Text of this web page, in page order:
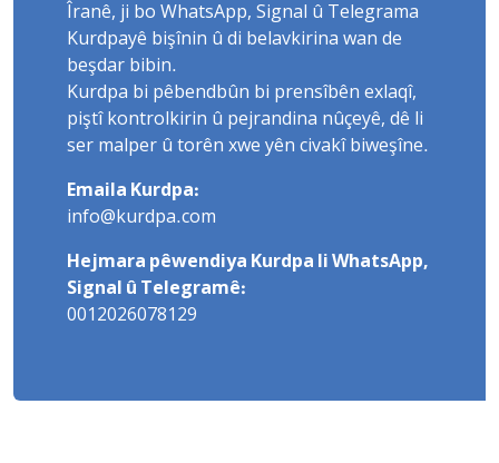
Îranê, ji bo WhatsApp, Signal û Telegrama
Kurdpayê bişînin û di belavkirina wan de
beşdar bibin.
Kurdpa bi pêbendbûn bi prensîbên exlaqî,
piştî kontrolkirin û pejrandina nûçeyê, dê li
ser malper û torên xwe yên civakî biweşîne.
Emaila Kurdpa:
info@kurdpa.com
Hejmara pêwendiya Kurdpa li WhatsApp,
Signal û Telegramê:
0012026078129